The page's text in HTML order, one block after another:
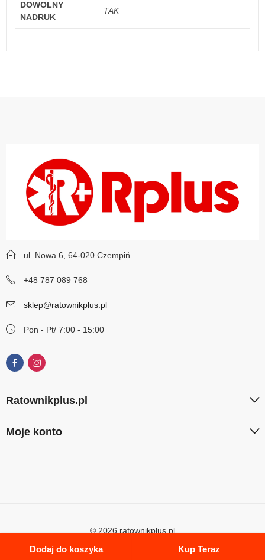
Dodaj do koszyka Kup Teraz
DOWOLNY
NADRUK
TAK
ul. Nowa 6, 64-020 Czempiń
+48 787 089 768
sklep@ratownikplus.pl
Pon - Pt/ 7:00 - 15:00
Ratownikplus.pl
Moje konto
© 2026 ratownikplus.pl